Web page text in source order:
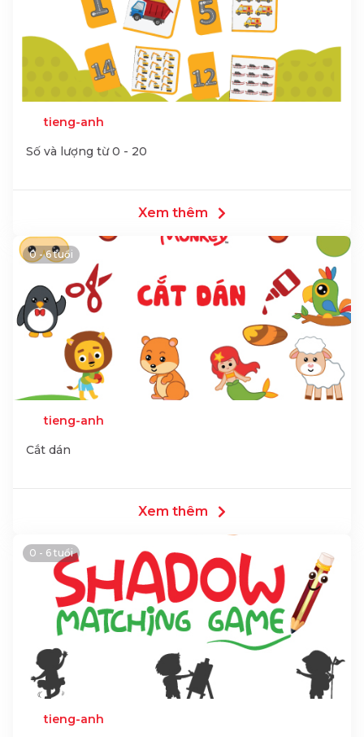
tieng-anh
Số và lượng từ 0 - 20
Xem thêm
0 - 6 tuổi
tieng-anh
Cắt dán
Xem thêm
0 - 6 tuổi
tieng-anh